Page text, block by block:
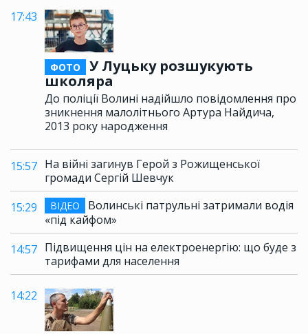
17:43
ФОТО
У Луцьку розшукують
школяра
До поліції Волині надійшло повідомлення про
зникнення малолітнього Артура Найдича,
2013 року народження
15:57 На війні загинув Герой з Рожищенської
громади Сергій Шевчук
15:29
ВІДЕО
Волинські патрульні затримали водія
«під кайфом»
14:57 Підвищення цін на електроенергію: що буде з
тарифами для населення
14:22